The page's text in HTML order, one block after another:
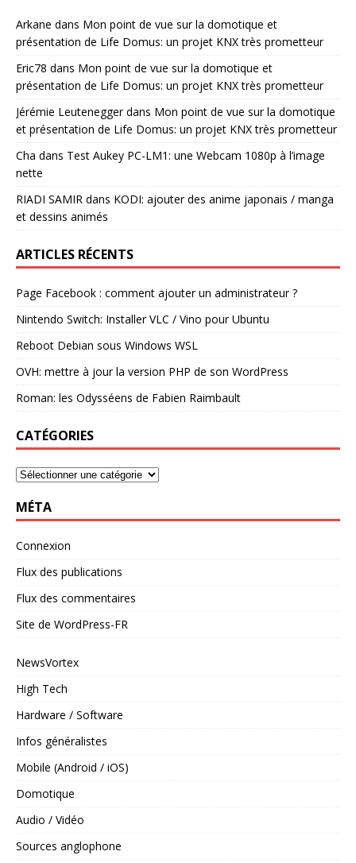
Arkane dans Mon point de vue sur la domotique et
présentation de Life Domus: un projet KNX très prometteur
Eric78 dans Mon point de vue sur la domotique et
présentation de Life Domus: un projet KNX très prometteur
Jérémie Leuteneggerdans Mon point de vue sur la domotique
et présentation de Life Domus: un projet KNX très prometteur
Cha dans Test Aukey PC-LM1: une Webcam 1080p à l’image
nette
RIADI SAMIR dans KODI: ajouter des anime japonais / manga
et dessins animés
ARTICLES RÉCENTS
Page Facebook : comment ajouter un administrateur ?
Nintendo Switch: Installer VLC / Vino pour Ubuntu
Reboot Debian sous Windows WSL
OVH: mettre à jour la version PHP de son WordPress
Roman: les Odysséens de Fabien Raimbault
CATÉGORIES
MÉTA
Connexion
Flux des publications
Flux des commentaires
Site de WordPress-FR
NewsVortex
High Tech
Hardware / Software
Infos généralistes
Mobile (Android / iOS)
Domotique
Audio / Vidéo
Sources anglophone